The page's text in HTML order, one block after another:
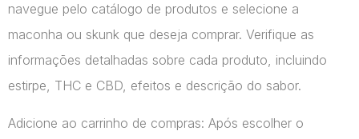
navegue pelo catálogo de produtos e selecione a
maconha ou skunk que deseja comprar. Verifique as
informações detalhadas sobre cada produto, incluindo
estirpe, THC e CBD, efeitos e descrição do sabor.
Adicione ao carrinho de compras: Após escolher o